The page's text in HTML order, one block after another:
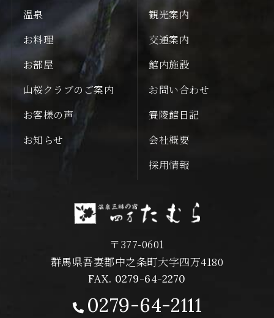
温泉
お料理
お部屋
観光案内
交通案内
館内施設
山桜クラブのご案内
お客様の声
お知らせ
お問い合わせ
賽陵館日記
会社概要
採用情報
〒377-0601
群馬県吾妻郡中之条町大字四万4180
FAX. 0279-64-2270
0279-64-2111